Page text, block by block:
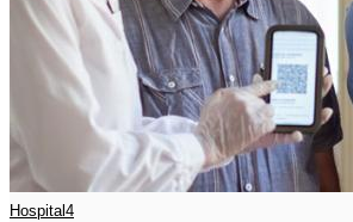
Hospital4